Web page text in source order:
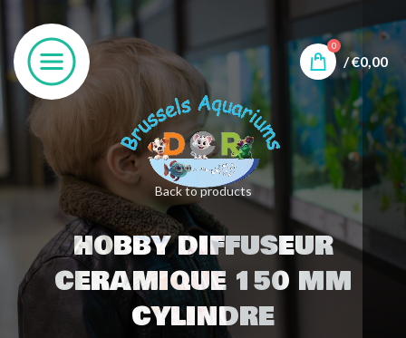
0
/€0,00
Back to products
HOBBY DIFFUSEUR
CERAMIQUE 150 MM
CYLINDRE